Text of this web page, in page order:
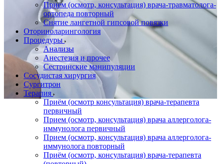
Прием (осмотр, консультация) врача-травматолога-
ортопеда повторный
Снятие лангетной гипсовой повязки
Оториноларингология
Процедуры
Анализы
Анестезия и прочее
Сестринские манипуляции
Сосудистая хирургия
Сургитрон
Терапия
Приём (осмотр консультация) врача-терапевта
первичный
Прием (осмотр, консультация) врача аллерголога-
иммунолога первичный
Прием (осмотр, консультация) врача аллерголога-
иммунолога повторный
Приём (осмотр, консультация) врача-терапевта